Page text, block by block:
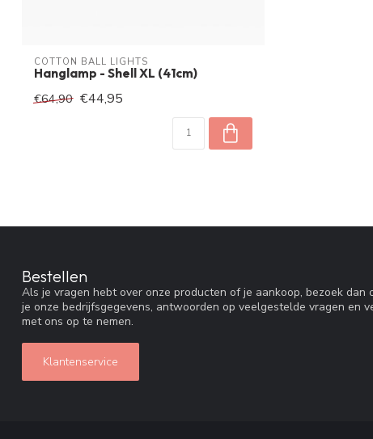
COTTON BALL LIGHTS
Hanglamp - Shell XL (41cm)
€64,90 €44,95
Bestellen
Als je vragen hebt over onze producten of je aankoop, bezoek dan
je onze bedrijfsgegevens, antwoorden op veelgestelde vragen en
met ons op te nemen.
Klantenservice